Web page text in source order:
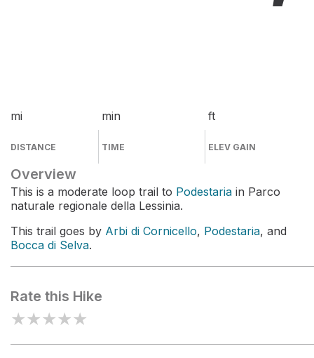
mi
DISTANCE
min
TIME
ft
ELEV GAIN
Overview
This is a moderate loop trail to Podestaria in Parco
naturale regionale della Lessinia.
This trail goes by Arbi di Cornicello, Podestaria, and
Bocca di Selva.
Rate this Hike
★★★★★